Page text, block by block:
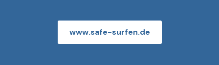
www.safe-surfen.de